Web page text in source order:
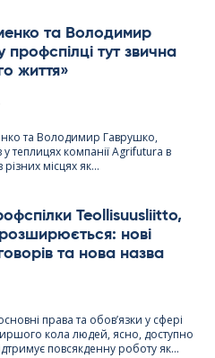
та Володимир
тут звична
життя»
та Володимир Гаврушко,
у теплицях компанії Agri­fu­tura в
місцях як...
Teol­li­suus­liitto,
нові
та нова назва
права та обов’язки у сфері
кола людей, ясно, доступно
повсякденну роботу як...